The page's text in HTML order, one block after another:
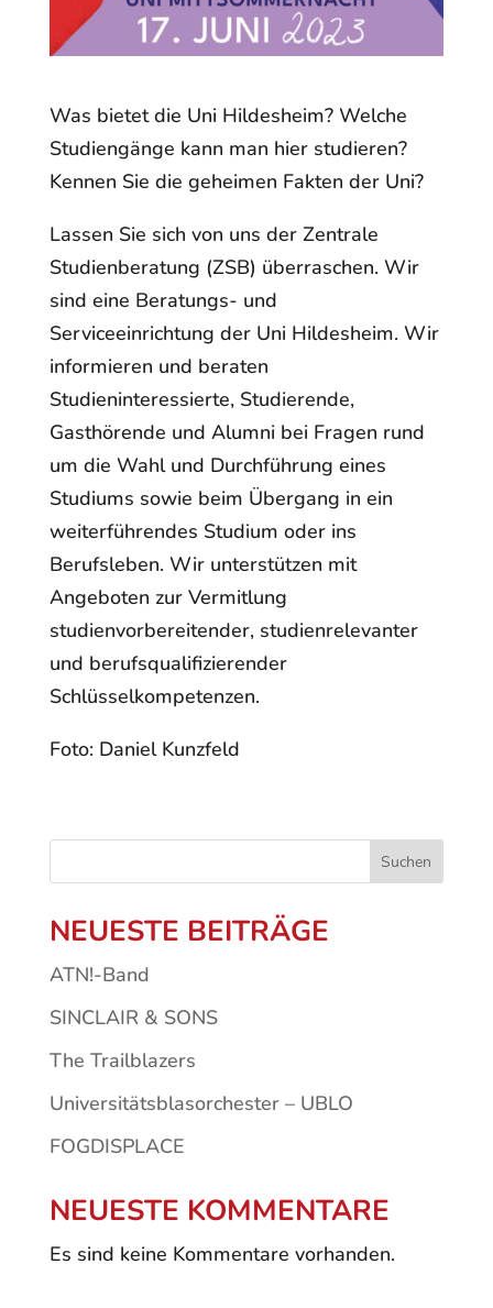
Was bietet die Uni Hildesheim? Welche
Studiengänge kann man hier studieren?
Kennen Sie die geheimen Fakten der Uni?
Lassen Sie sich von uns der Zentrale
Studienberatung (ZSB) überraschen. Wir
sind eine Beratungs- und
Serviceeinrichtung der Uni Hildesheim. Wir
informieren und beraten
Studieninteressierte, Studierende,
Gasthörende und Alumni bei Fragen rund
um die Wahl und Durchführung eines
Studiums sowie beim Übergang in ein
weiterführendes Studium oder ins
Berufsleben. Wir unterstützen mit
Angeboten zur Vermitlung
studienvorbereitender, studienrelevanter
und berufsqualifizierender
Schlüsselkompetenzen.
Foto: Daniel Kunzfeld
Suchen
NEUESTE BEITRÄGE
ATN!-Band
SINCLAIR & SONS
The Trailblazers
Universitätsblasorchester – UBLO
FOGDISPLACE
NEUESTE KOMMENTARE
Es sind keine Kommentare vorhanden.